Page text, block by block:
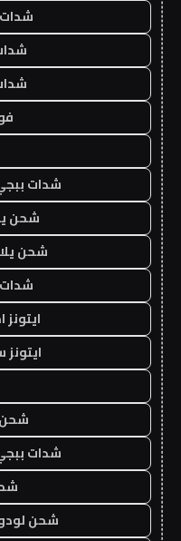
شدات
شحن
شحن
شدات
شحن